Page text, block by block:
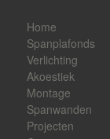
Home
Spanplafonds
Verlichting
Akoestiek
Montage
Spanwanden
Projecten